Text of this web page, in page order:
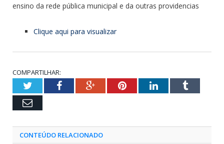
ensino da rede pública municipal e da outras providencias
Clique aqui para visualizar
COMPARTILHAR:
TwitterFacebookGoogle+PinterestLinkedInTumblr
Email
CONTEÚDO RELACIONADO